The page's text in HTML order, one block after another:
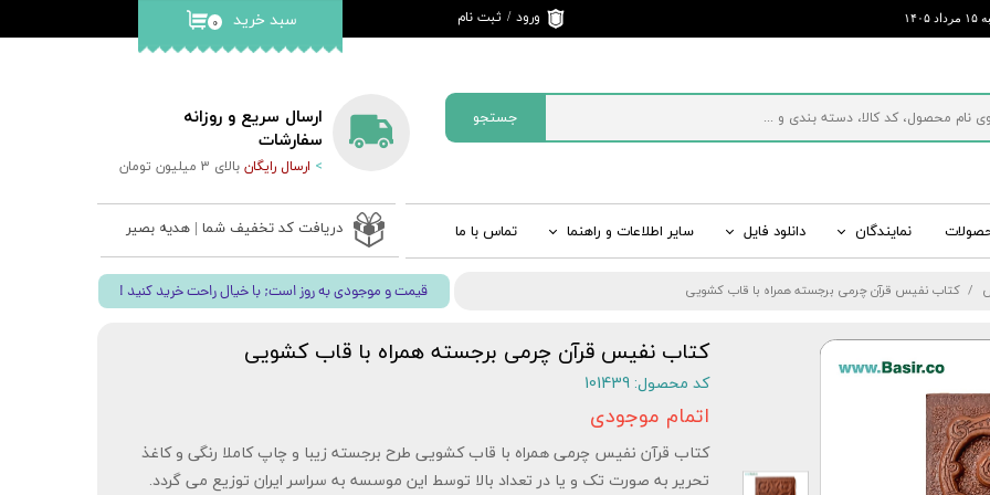
ارسال سریع و روزانه
سفارشات
> ارسال رایگانبالای 3 میلیون تومان
ورود / ثبت نام
تغییر گذر واژه
سفارشات
۰ سبد خرید
قرآن رنگی، کتاب رنگی
سایر کتب نفیس، کتاب نفیس
نمایندگان
ایران
دانلود فایل سایر اطلاعات و راهنما
اطلاعات تماس و ارسال پیام
لیست قیمت کلی انواع قلم بصیر
تماس با ما دریافت کد تخفیف شما | هدیه بصیر
جستجو
! قیمت و موجودی به روز است; با خیال راحت خرید کنید کتاب نفیس قرآن چرمی برجسته همراه با قاب کشویی
کتاب نفیس قرآن چرمی برجسته همراه با قاب کشویی
کد محصول: 101439
اتمام موجودی
کتاب قرآن نفیس چرمی همراه با قاب کشویی طرح برجسته زیبا و چاپ کاملا رنگی و کاغذ
تحریر به صورت تک و یا در تعداد بالا توسط این موسسه به سراسر ایران توزیع می گردد.